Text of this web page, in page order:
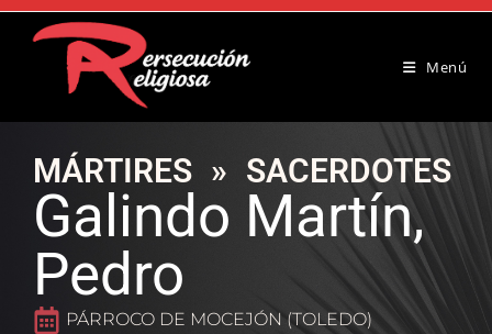
Menú
MÁRTIRES » SACERDOTES
Galindo Martín,
Pedro
PÁRROCO DE MOCEJÓN (TOLEDO)